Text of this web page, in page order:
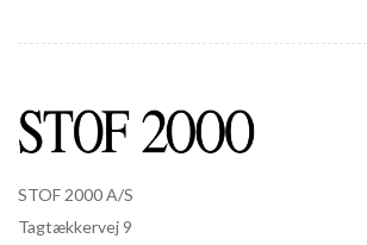
STOF 2000 A/S
Tagtækkervej 9